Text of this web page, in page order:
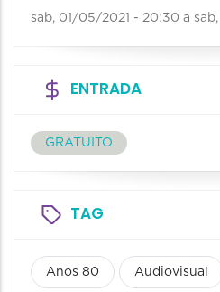
sab, 01/05/2021 - 20:30 a
ENTRADA
GRATUITO
TAG
Anos 80 Audiovisual